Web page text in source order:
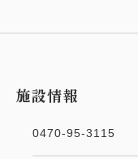
施設情報
0470-95-3115